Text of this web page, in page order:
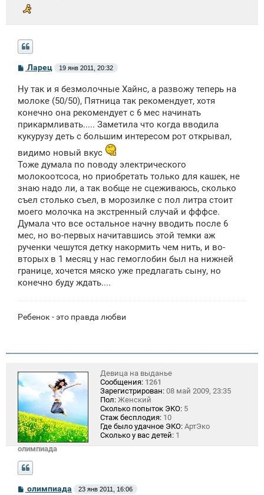
С
о
б
щ
н
и
е
Ларец 19 янв 2011, 20:32
Ну так и я безмолочные Хайнс, а развожу теперь на
молоке (50/50), Пятница так рекомендует, хотя
конечно она рекомендует с 6 мес начинать
прикармливать..... Заметила что когда вводила
кукурузу деть с большим интересом рот открывал,
видимо новый вкус
Тоже думала по поводу электрического
молокоотсоса, но приобретать только для кашек, не
знаю надо ли, а так вобще не сцеживаюсь, сколько
съел столько съел, в морозилке с пол литра стоит
моего молочка на экстренный случай и фффсе.
Думала что все остальное начну вводить после 6
мес, но во-первых начитавшись этой темки аж
рученки чешутся детку накормить чем нить, и во-
вторых в 1 месяц у нас гемоглобин был на нижней
границе, хочется мяско уже предлагать сыну, но
конечно буду ждать....
Ребенок - это правда любви
олимпиада
Девица на выданье
Сообщения: 1261
Зарегистрирован: 08 май 2009, 23:35
Пол: Женский
Сколько попыток ЭКО: 5
Стаж бесплодия: 10
Где было удачное ЭКО: АртЭко
Сколько у вас детей: 1
Солимпиада 23 янв 2011, 16:06